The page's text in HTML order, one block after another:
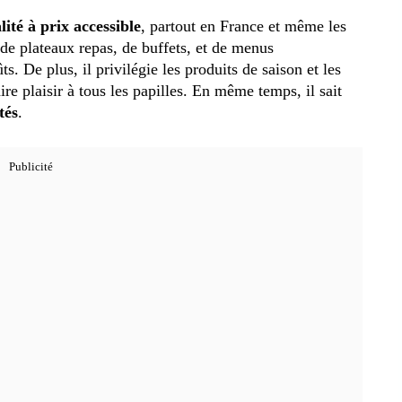
à prix accessible, partout en France et même les
plateaux repas, de buffets, et de menus
De plus, il privilégie les produits de saison et les
plaisir à tous les papilles. En même temps, il sait
.